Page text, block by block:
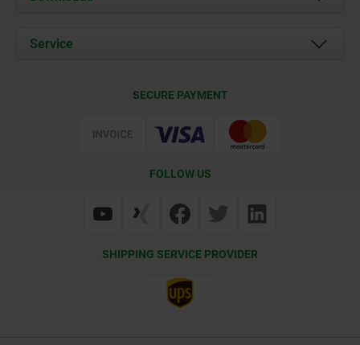
Career
Service
Web Support
SECURE PAYMENT
FOLLOW US
SHIPPING SERVICE PROVIDER